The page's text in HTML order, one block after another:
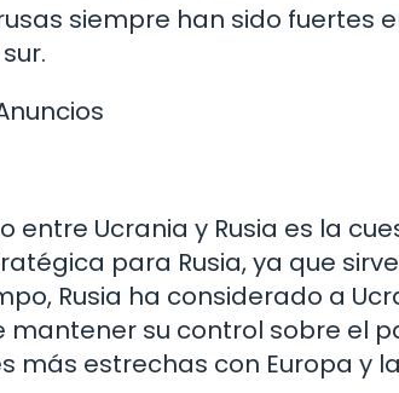
siempre han sido fuertes
Ucrania y Rusia es la
para Rusia, ya que
Rusia ha considerado a
su control sobre el
estrechas con Europa y la